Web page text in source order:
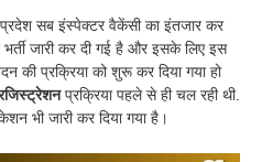
सब इंस्पेक्टर वैकेंसीका इंतजार कर
जारी कर दी गई है और इसके लिए इस
प्रक्रिया को शुरू कर दिया गया हो
प्रक्रिया पहले से ही चल रही थी.
भी जारी कर दिया गया है।